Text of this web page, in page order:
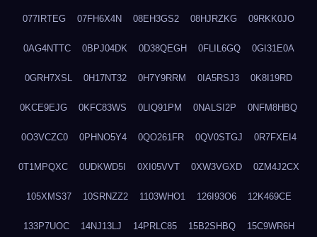
077IRTEG 07FH6X4N 08EH3GS2 08HJRZKG 09RKK0JO
0AG4NTTC 0BPJ04DK 0D38QEGH 0FLIL6GQ 0GI31E0A
0GRH7XSL 0H17NT32 0H7Y9RRM 0IA5RSJ3 0K8I19RD
0KCE9EJG 0KFC83WS 0LIQ91PM 0NALSI2P 0NFM8HBQ
0O3VCZC0 0PHNO5Y4 0QO261FR 0QV0STGJ 0R7FXEI4
0T1MPQXC 0UDKWD5I 0XI05VVT 0XW3VGXD 0ZM4J2CX
105XMS37 10SRNZZ2 1103WHO1 126I93O6 12K469CE
133P7UOC 14NJ13LJ 14PRLC85 15B2SHBQ 15C9WR6H